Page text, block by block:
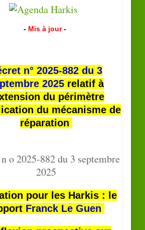
- Mis à jour -
n° 2025-882 du 3
2025relatif à
du périmètre
du mécanisme de
réparation
o 2025-882 du 3 septembre
2025
pour les Harkis : le
Franck Le Guen